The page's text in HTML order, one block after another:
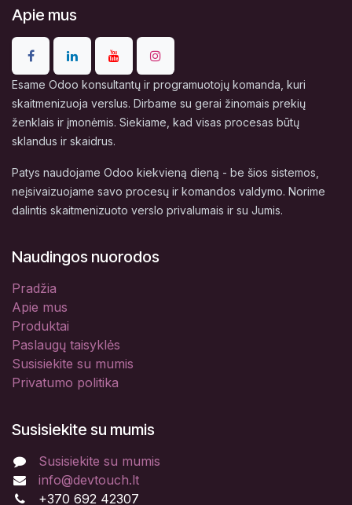
Apie mus
Esame Odoo konsultantų ir programuotojų komanda, kuri
skaitmenizuoja verslus. Dirbame su gerai žinomais prekių
ženklais ir įmonėmis. Siekiame, kad visas procesas būtų
sklandus ir skaidrus.
Patys naudojame Odoo kiekvieną dieną - be šios sistemos,
neįsivaizuojame savo procesų ir komandos valdymo. Norime
dalintis skaitmenizuoto verslo privalumais ir su Jumis.
Naudingos nuorodos
Pradžia
Apie mus
Produktai
Paslaugų taisyklės
Susisiekite su mumis
Privatumo politika
Susisiekite su mumis
Susisiekite su mumis
info@devtouch.lt
+370 692 42307